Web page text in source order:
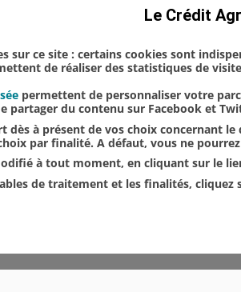
du Nord Est. Fondé par Julie
Le Crédit
sur ce site : certains cookies sont
de réaliser des statistiques de
permettent de personnaliser votre
partager du contenu sur Facebook et
dès à présent de vos choix concernant
par finalité. A défaut, vous ne
à tout moment, en cliquant sur le
de traitement et les finalités, cliquez